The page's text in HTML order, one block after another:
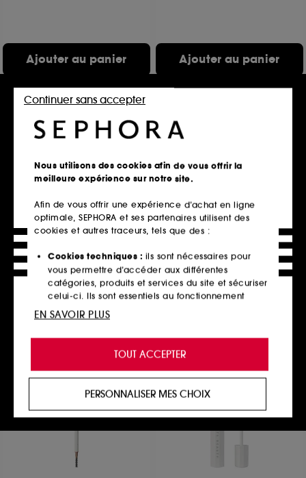
Ajouter au panier Ajouter au panier
Very rose
Sérum lèvres repulpant
32
27,00€
M.A.C
Glow Play Lip Balm
28
27,00€
4 teintes disponibles
Nous utilisons des cookies afin de vous offrir la
meilleure expérience sur notre site.
Afin de vous offrir une expérience d’achat en ligne
optimale, SEPHORA et ses partenaires utilisent des
cookies et autres traceurs, tels que des :
Cookies techniques : ils sont nécessaires pour
vous permettre d’accéder aux différentes
catégories, produits et services du site et sécuriser
celui-ci. Ils sont essentiels au fonctionnement
technique du site et ne peuvent être désactivés.
de vous offrir une expérience enrichie et
personnalisée en vous recommandant des
produits, des services et des contenus qui
proposer des offres promotionnelles adaptées à
votre profil.
utilisés pour vous présenter du contenu susceptible
de vous plaire via des publicités, y compris sur des
TOUT ACCEPTER
Continuer sans accepter
PERSONNALISER MES CHOIX
EN SAVOIR PLUS